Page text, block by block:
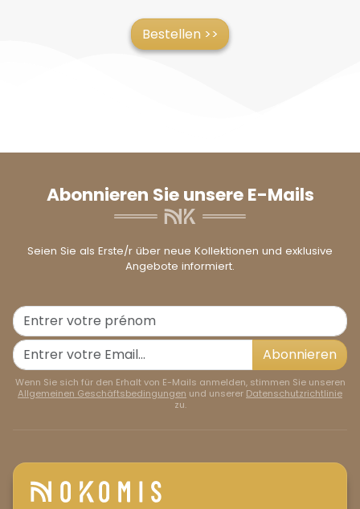
Bestellen >>
Abonnieren Sie unsere E-Mails
Seien Sie als Erste/r über neue Kollektionen und exklusive
Angebote informiert.
Abonnieren
Wenn Sie sich für den Erhalt von E-Mails anmelden, stimmen Sie unseren
Allgemeinen Geschäftsbedingungen und unserer Datenschutzrichtlinie
zu.